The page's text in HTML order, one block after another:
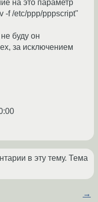
на это параметр
-f /etc/ppp/pppscript"
буду он
за исключением
в эту тему. Тема
→